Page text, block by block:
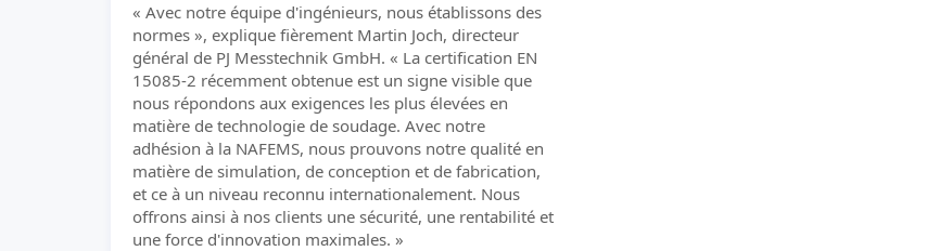
« Avec notre équipe d'ingénieurs, nous établissons des
normes », explique fièrement Martin Joch, directeur
général de PJ Messtechnik GmbH. « La certification EN
15085-2 récemment obtenue est un signe visible que
nous répondons aux exigences les plus élevées en
matière de technologie de soudage. Avec notre
adhésion à la NAFEMS, nous prouvons notre qualité en
matière de simulation, de conception et de fabrication,
et ce à un niveau reconnu internationalement. Nous
offrons ainsi à nos clients une sécurité, une rentabilité et
une force d'innovation maximales. »